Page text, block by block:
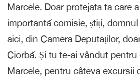
Marcele. Doar protejata ta care
importantă comisie, știți,
aici, din Camera Deputaților,
Ciorbă. Și tu te-ai vândut pentru
Marcele, pentru câteva excursii